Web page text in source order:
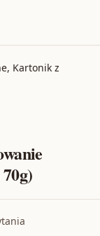
Kartonik z